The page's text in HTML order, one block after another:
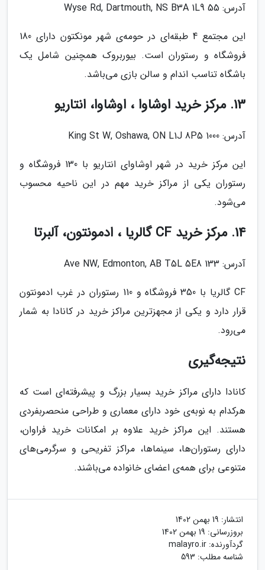
آدرس: 55 Wyse Rd, Dartmouth, NS B3A 1L9
این مجتمع 4 طبقه‌ای در حومه‌ی شهر مونکتون دارای 180
فروشگاه و رستوران است. بیوربروک همچنین شامل یک
باشگاه تناسب اندام و سالن بازی می‌باشد.
13. مرکز خرید اوشاوا ، اوشاوا، انتاریو
آدرس: 1000 King St W, Oshawa, ON L1J 8P5
این مرکز خرید در شهر اوشاوای انتاریو با 130 فروشگاه و
رستوران یکی از مراکز خرید مهم در این ناحیه محسوب
می‌شود.
14. مرکز خرید CF گالریا ، ادمونتون، آلبرتا
آدرس: 133 Ave NW, Edmonton, AB T5L 5E8
CF گالریا با 350 فروشگاه و 110 رستوران در غرب ادمونتون
قرار دارد و یکی از مجهزترین مراکز خرید در کانادا به شمار
می‌رود.
نتیجه‌گیری
کانادا دارای مراکز خرید بسیار بزرگ و پیشرفته‌ای است که
هرکدام به نوبه‌ی خود دارای معماری و طراحی منحصربفردی
هستند. این مراکز خرید علاوه بر امکانات خرید فراوان،
دارای رستوران‌ها، سینماها، مراکز تفریحی و سرگرمی‌های
متنوعی برای همه‌ی اعضای خانواده می‌باشند.
انتشار: 19 بهمن 1402
بروزرسانی: 19 بهمن 1402
گردآورنده: malayro.ir
شناسه مطلب: 593